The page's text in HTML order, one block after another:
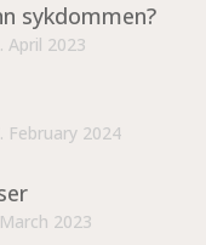
sykdommen?
April 2023
February 2024
2023